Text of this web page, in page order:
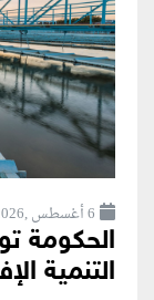
6 أغسطس ,2026
الحكومة
التنمية